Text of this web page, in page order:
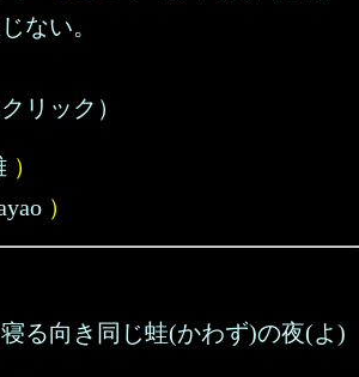
ない。
リック）
）
）
る向き同じ蛙(かわず)の夜(よ)